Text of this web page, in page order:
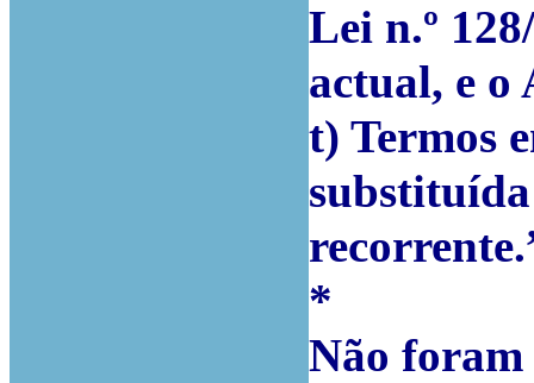
Lei n.º
actual, e o
t) Termos
*
Não foram